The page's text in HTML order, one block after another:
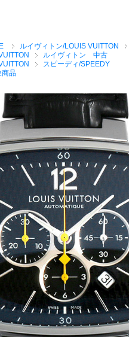
ルイヴィトン/LOUIS VUITTON
ルイヴィトン 中古
スピーディ/SPEEDY
商品